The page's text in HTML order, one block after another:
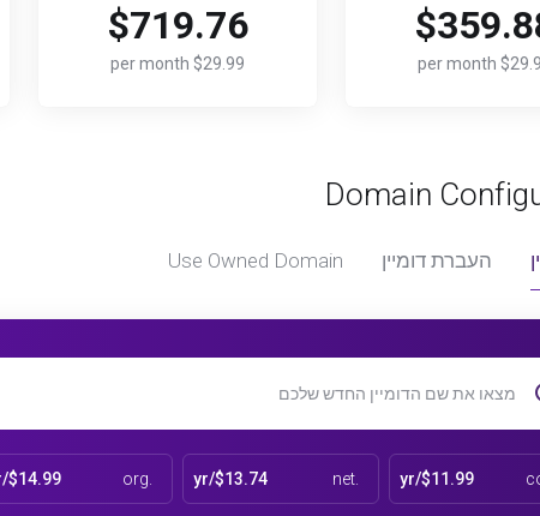
$29.99 per
$719.76
$29.99 per month
Domain
העברת דומיין Use Owned Domain
$11.99/yr
$13.74/yr
$14.99/yr